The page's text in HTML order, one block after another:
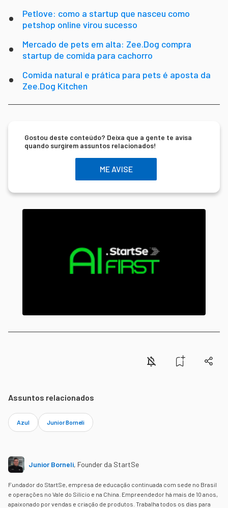
Petlove: como a startup que nasceu como
petshop online virou sucesso
Mercado de pets em alta: Zee.Dog compra
startup de comida para cachorro
Comida natural e prática para pets é aposta da
Zee.Dog Kitchen
Gostou deste conteúdo? Deixa que a gente te avisa
quando surgirem assuntos relacionados!
ME AVISE
Assuntos relacionados
Azul Junior Borneli
Junior Borneli, Founder da StartSe
Fundador do StartSe, empresa de educação continuada com sede no Brasil
e operações no Vale do Silício e na China. Empreendedor há mais de 10 anos,
apaixonado por vendas e criação de produtos. Trabalha todos os dias para